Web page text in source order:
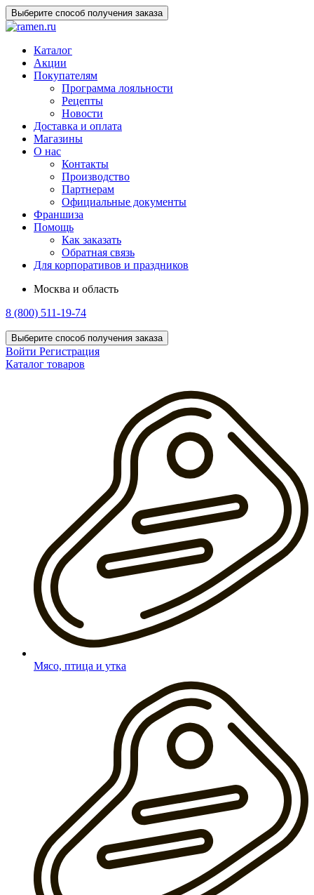
Выберите способ получения заказа
Каталог
Акции
Покупателям
Программа лояльности
Рецепты
Новости
Доставка и оплата
Магазины
О нас
Контакты
Производство
Партнерам
Официальные документы
Франшиза
Помощь
Как заказать
Обратная связь
Для корпоративов и праздников
Москва и область
8 (800) 511-19-74
Выберите способ получения заказа
Войти Регистрация
Каталог товаров
Мясо, птица и утка